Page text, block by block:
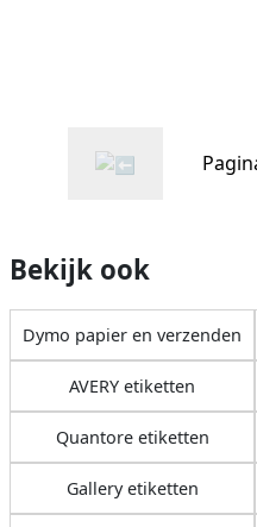
Bekijk ook
Dymo papier en verzenden
AVERY etiketten
Quantore etiketten
Gallery etiketten